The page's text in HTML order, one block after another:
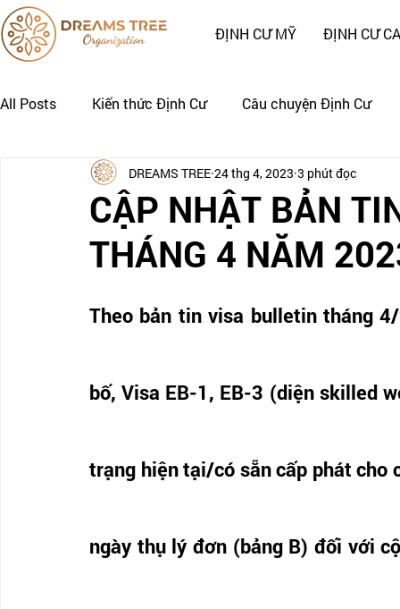
ĐỊNH CƯ MỸ ĐỊNH CƯ
All Posts Kiến thức Định Cư Câu chuyện Định Cư
Nhật Ký Định Cư của Khách Hàng CÂU CHUYỆN
CẬP NHẬT BẢN
THÁNG 4 NĂM
DREAMS TREE 24 thg 4, 2023 3 phút đọc
Theo bản tin visa bulletin tháng
bố, Visa EB-1, EB-3 (diện skilled
trạng hiện tại/có sẵn cấp phát cho
ngày thụ lý đơn (bảng B) đối với